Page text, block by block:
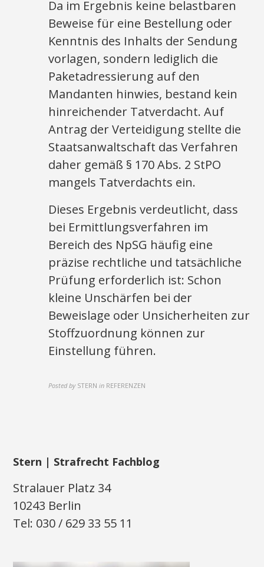
Da im Ergebnis keine belastbaren
Beweise für eine Bestellung oder
Kenntnis des Inhalts der Sendung
vorlagen, sondern lediglich die
Paketadressierung auf den
Mandanten hinwies, bestand kein
hinreichender Tatverdacht. Auf
Antrag der Verteidigung stellte die
Staatsanwaltschaft das Verfahren
daher gemäß § 170 Abs. 2 StPO
mangels Tatverdachts ein.
Dieses Ergebnis verdeutlicht, dass
bei Ermittlungsverfahren im
Bereich des NpSG häufig eine
präzise rechtliche und tatsächliche
Prüfung erforderlich ist: Schon
kleine Unschärfen bei der
Beweislage oder Unsicherheiten zur
Stoffzuordnung können zur
Einstellung führen.
Posted by STERN in REFERENZEN
Stern | Strafrecht Fachblog
Stralauer Platz 34
10243 Berlin
Tel: 030 / 629 33 55 11